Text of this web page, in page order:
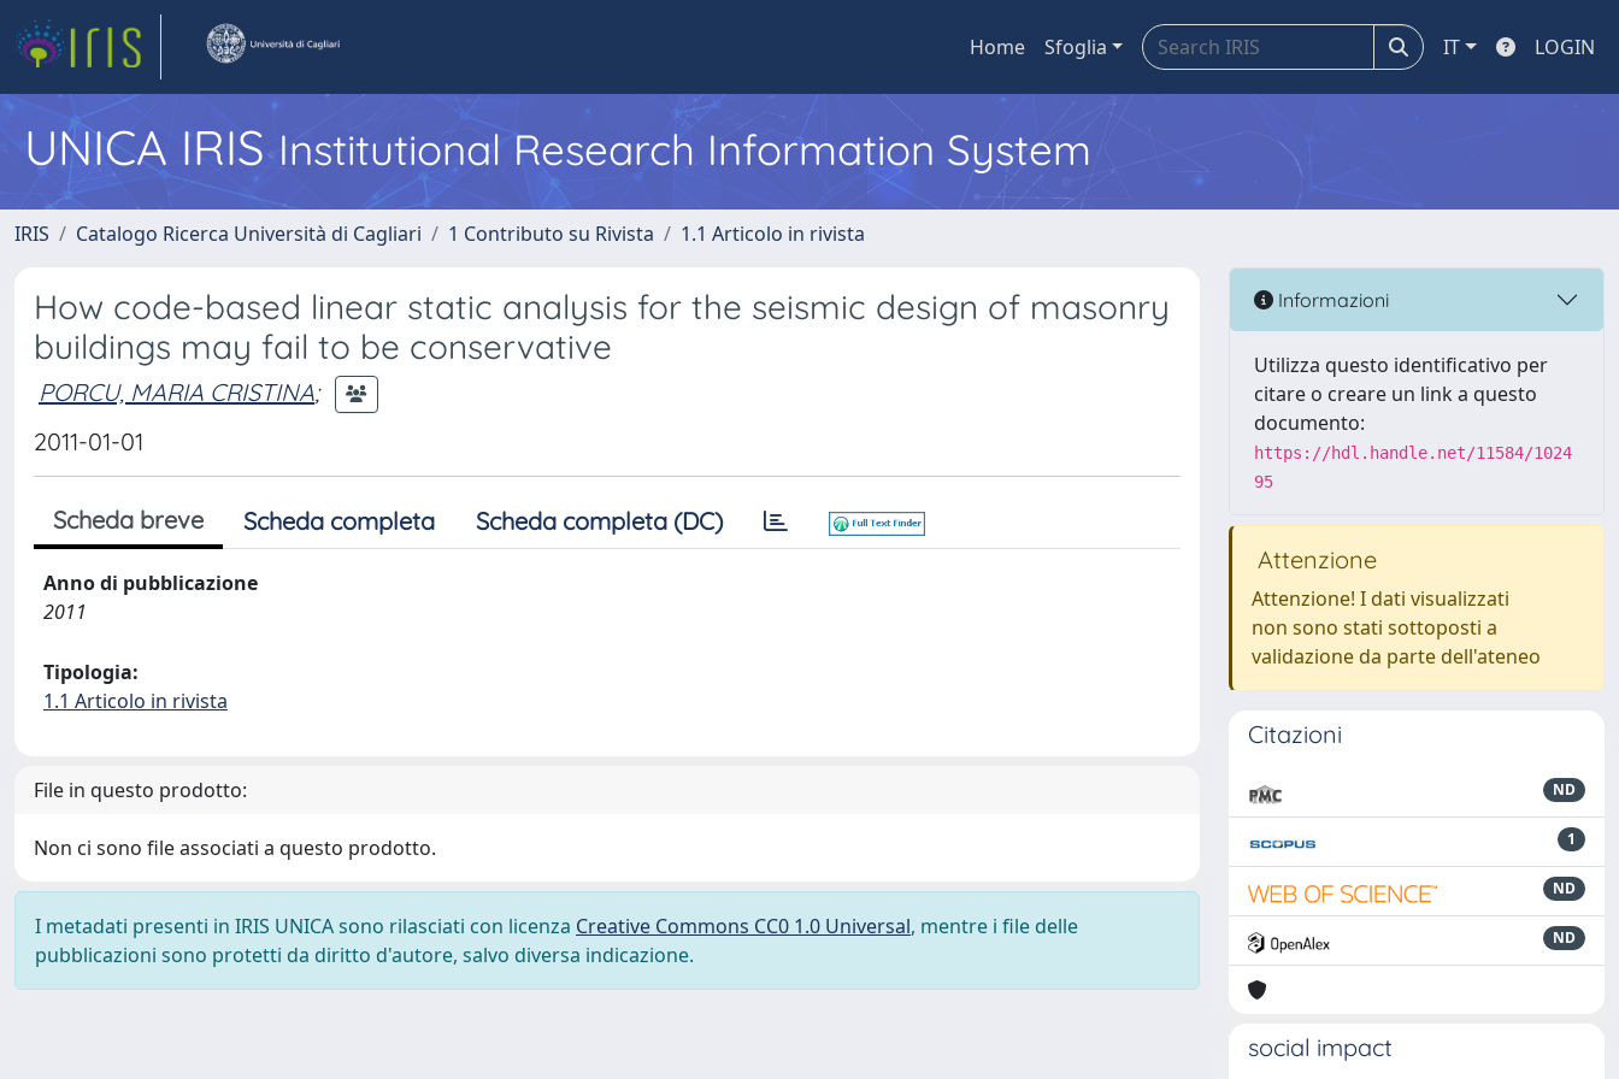
Home Sfoglia IT LOGIN
UNICA IRISInstitutional Research Information System
IRIS Catalogo Ricerca Università di Cagliari 1 Contributo su Rivista 1.1 Articolo in rivista
How code-based linear static analysis for the seismic design of masonry
buildings may fail to be conservative
PORCU, MARIA CRISTINA;
2011-01-01
Scheda breve Scheda completa Scheda completa (DC)
Anno di pubblicazione
2011
Tipologia:
1.1 Articolo in rivista
File in questo prodotto:
Non ci sono file associati a questo prodotto.
I metadati presenti in IRIS UNICA sono rilasciati con licenza Creative Commons CC0 1.0 Universal, mentre i file delle
pubblicazioni sono protetti da diritto d'autore, salvo diversa indicazione.
Informazioni
Utilizza questo identificativo per
citare o creare un link a questo
documento:
https://hdl.handle.net/11584/1024
95
Attenzione
Attenzione! I dati visualizzati
non sono stati sottoposti a
validazione da parte dell'ateneo
Citazioni
ND
1
ND
ND
social impact